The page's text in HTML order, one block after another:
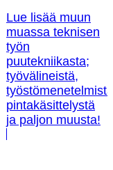
Lue lisää muun
muassa teknisen
työn
puutekniikasta;
työvälineistä,
pintakäsittelystä
ja paljon muusta!